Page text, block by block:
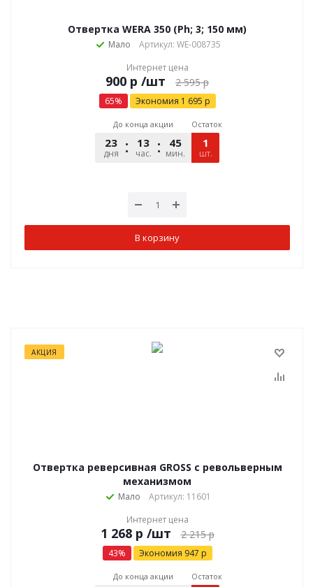
Отвертка WERA 350 (Ph; 3; 150 мм)
Мало
Артикул: WE-008735
Интернет цена
р /шт 2 595р
65% Экономия 1 695 р
До конца акции
23
дня
13
час.
45
мин.
22
сек.
Остаток
1
шт.
В корзину
АКЦИЯ
Отвертка реверсивная GROSS с револьверным
механизмом
Мало
Артикул: 11601
Интернет цена
р /шт 2 215р
43% Экономия 947 р
До конца акции Остаток